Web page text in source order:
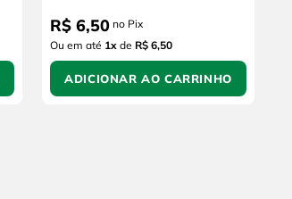
R$ 6,50 no Pix
Ou em até 1x de R$ 6,50
ADICIONAR AO CARRINHO